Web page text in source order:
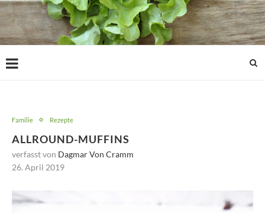
Familie Rezepte
ALLROUND-MUFFINS
verfasst von Dagmar Von Cramm
26. April 2019